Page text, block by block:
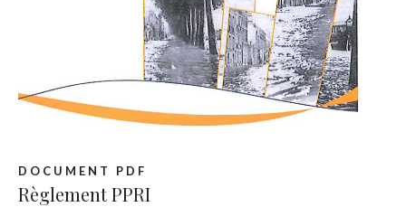
DOCUMENT PDF
Règlement PPRI